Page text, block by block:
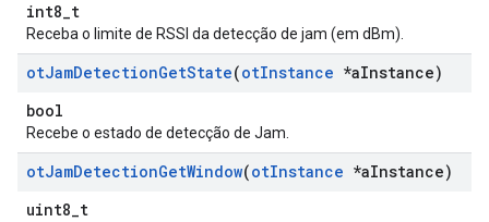
int8_t
Receba o limite de RSSI da detecção de jam (em dBm).
otJamDetectionGetState(otInstance *aInstance)
bool
Recebe o estado de detecção de Jam.
otJamDetectionGetWindow(otInstance *aInstance)
uint8_t